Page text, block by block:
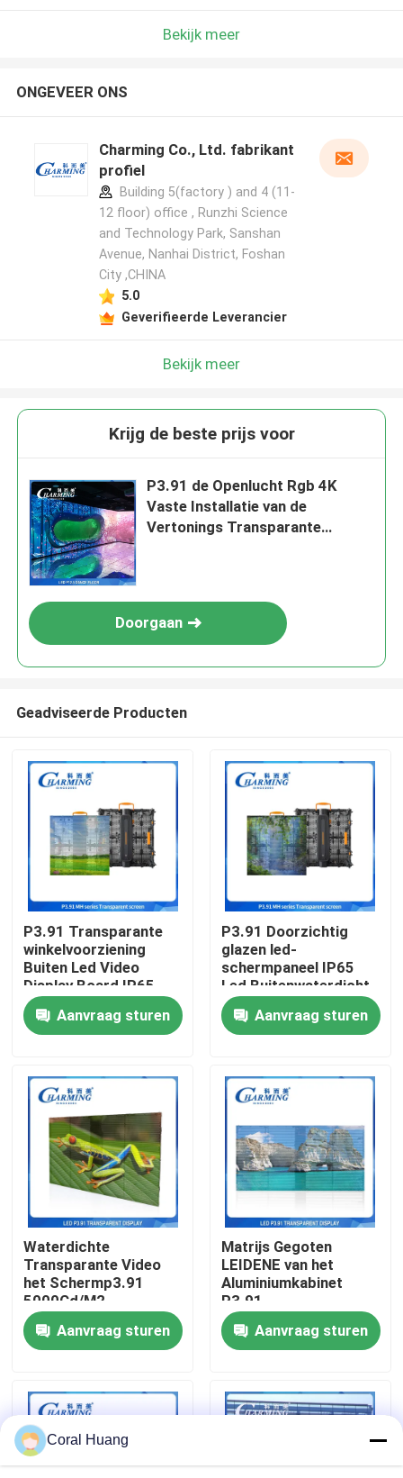
Thuis
Producten
Over ons
Fabrieksreis
Kwaliteitscontrole
Contacteer ons
nieuws
Vraag een offerte aan
LED-videomuurweergave
Bekijk meer
ONGEVEER ONS
Charming Co., Ltd. fabrikant
profiel
Building 5(factory ) and 4 (11-
12 floor) office , Runzhi Science
and Technology Park, Sanshan
Avenue, Nanhai District, Foshan
City ,CHINA
5.0
Geverifieerde Leverancier
Bekijk meer
Krijg de beste prijs voor
P3.91 de Openlucht Rgb 4K
Vaste Installatie van de
Vertonings Transparante
Doorgaan
Geadviseerde Producten
P3.91 Transparante
winkelvoorziening
Buiten Led Video
Display Board IP65
Wandpanelen
Aanvraag sturen
P3.91 Doorzichtig
glazen led-
schermpaneel IP65
Led Buitenwaterdicht
Advertentie TV-bord
Aanvraag sturen
Waterdichte
Transparante Video
het Schermp3.91
5000Cd/M2
Openluchthuur van 4k
Aanvraag sturen
Matrijs Gegoten
LEIDENE van het
Aluminiumkabinet
P3.91
Openluchtvertonings4k
Super Waterdicht
Aanvraag sturen
Coral Huang